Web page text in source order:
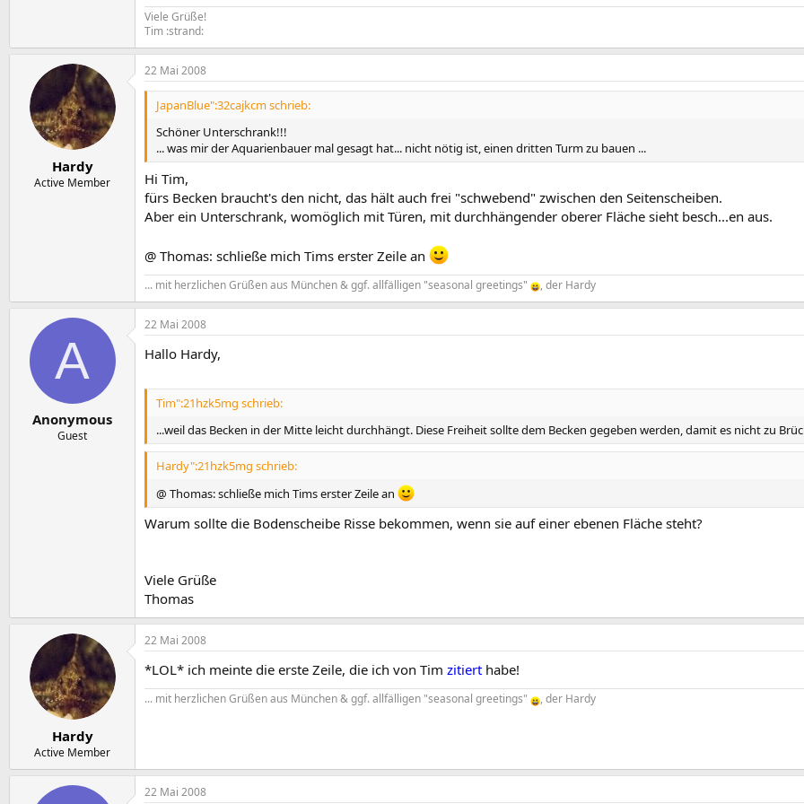
Viele Grüße!
Tim :strand:
Hardy
Active Member
22 Mai 2008
JapanBlue":32cajkcm schrieb:
Schöner Unterschrank!!!
... was mir der Aquarienbauer mal gesagt hat... nicht nötig ist, einen dritten Turm zu bauen ...
Hi Tim,
fürs Becken braucht's den nicht, das hält auch frei "schwebend" zwischen den Seitenscheiben.
Aber ein Unterschrank, womöglich mit Türen, mit durchhängender oberer Fläche sieht besch...en aus.
@ Thomas: schließe mich Tims erster Zeile an
... mit herzlichen Grüßen aus München & ggf. allfälligen "seasonal greetings" , der Hardy
A
Anonymous
Guest
22 Mai 2008
Hallo Hardy,
Tim":21hzk5mg schrieb:
...weil das Becken in der Mitte leicht durchhängt. Diese Freiheit sollte dem Becken gegeben werden, damit es nicht zu
Hardy":21hzk5mg schrieb:
@ Thomas: schließe mich Tims erster Zeile an
Warum sollte die Bodenscheibe Risse bekommen, wenn sie auf einer ebenen Fläche steht?
Viele Grüße
Thomas
Hardy
Active Member
22 Mai 2008
*LOL* ich meinte die erste Zeile, die ich von Tim zitiert habe!
... mit herzlichen Grüßen aus München & ggf. allfälligen "seasonal greetings" , der Hardy
22 Mai 2008